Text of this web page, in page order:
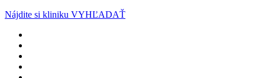
Nájdite si kliniku VYHĽADAŤ